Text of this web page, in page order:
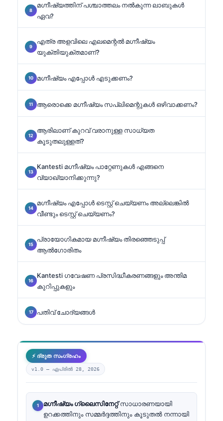
മഗ്നീഷ്യത്തിന് പശ്ചാത്തലം നൽകുന്ന ലാബുകൾ
ഏവ?
എത്ര അളവിലെ എലമെന്റൽ മഗ്നീഷ്യം
യുക്തിയുക്തമാണ്?
മഗ്നീഷ്യം എപ്പോൾ എടുക്കണം?
ആരൊക്കെ മഗ്നീഷ്യം സപ്ലിമെന്റുകൾ ഒഴിവാക്കണം?
ആരിലാണ് കുറവ് വരാനുള്ള സാധ്യത
കൂടുതലുള്ളത്?
Kantesti മഗ്നീഷ്യം പാറ്റേണുകൾ എങ്ങനെ
വ്യാഖ്യാനിക്കുന്നു?
മഗ്നീഷ്യം എപ്പോൾ ടെസ്റ്റ് ചെയ്യണം അല്ലെങ്കിൽ
വീണ്ടും ടെസ്റ്റ് ചെയ്യണം?
പ്രായോഗികമായ മഗ്നീഷ്യം തിരഞ്ഞെടുപ്പ്
ആൽഗോരിതം
Kantesti ഗവേഷണ പ്രസിദ്ധീകരണങ്ങളും അന്തിമ
കുറിപ്പുകളും
പതിവ് ചോദ്യങ്ങൾ
⚡ ദ്രുത സംഗ്രഹം
v1.0 — ഏപ്രിൽ 28, 2026
മഗ്നീഷ്യം ഗ്ലൈസിനേറ്റ്സാധാരണയായി
ഉറക്കത്തിനും സമ്മർദ്ദത്തിനും കൂടുതൽ നന്നായി